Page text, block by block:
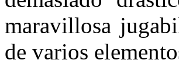
maravillosa
de varios